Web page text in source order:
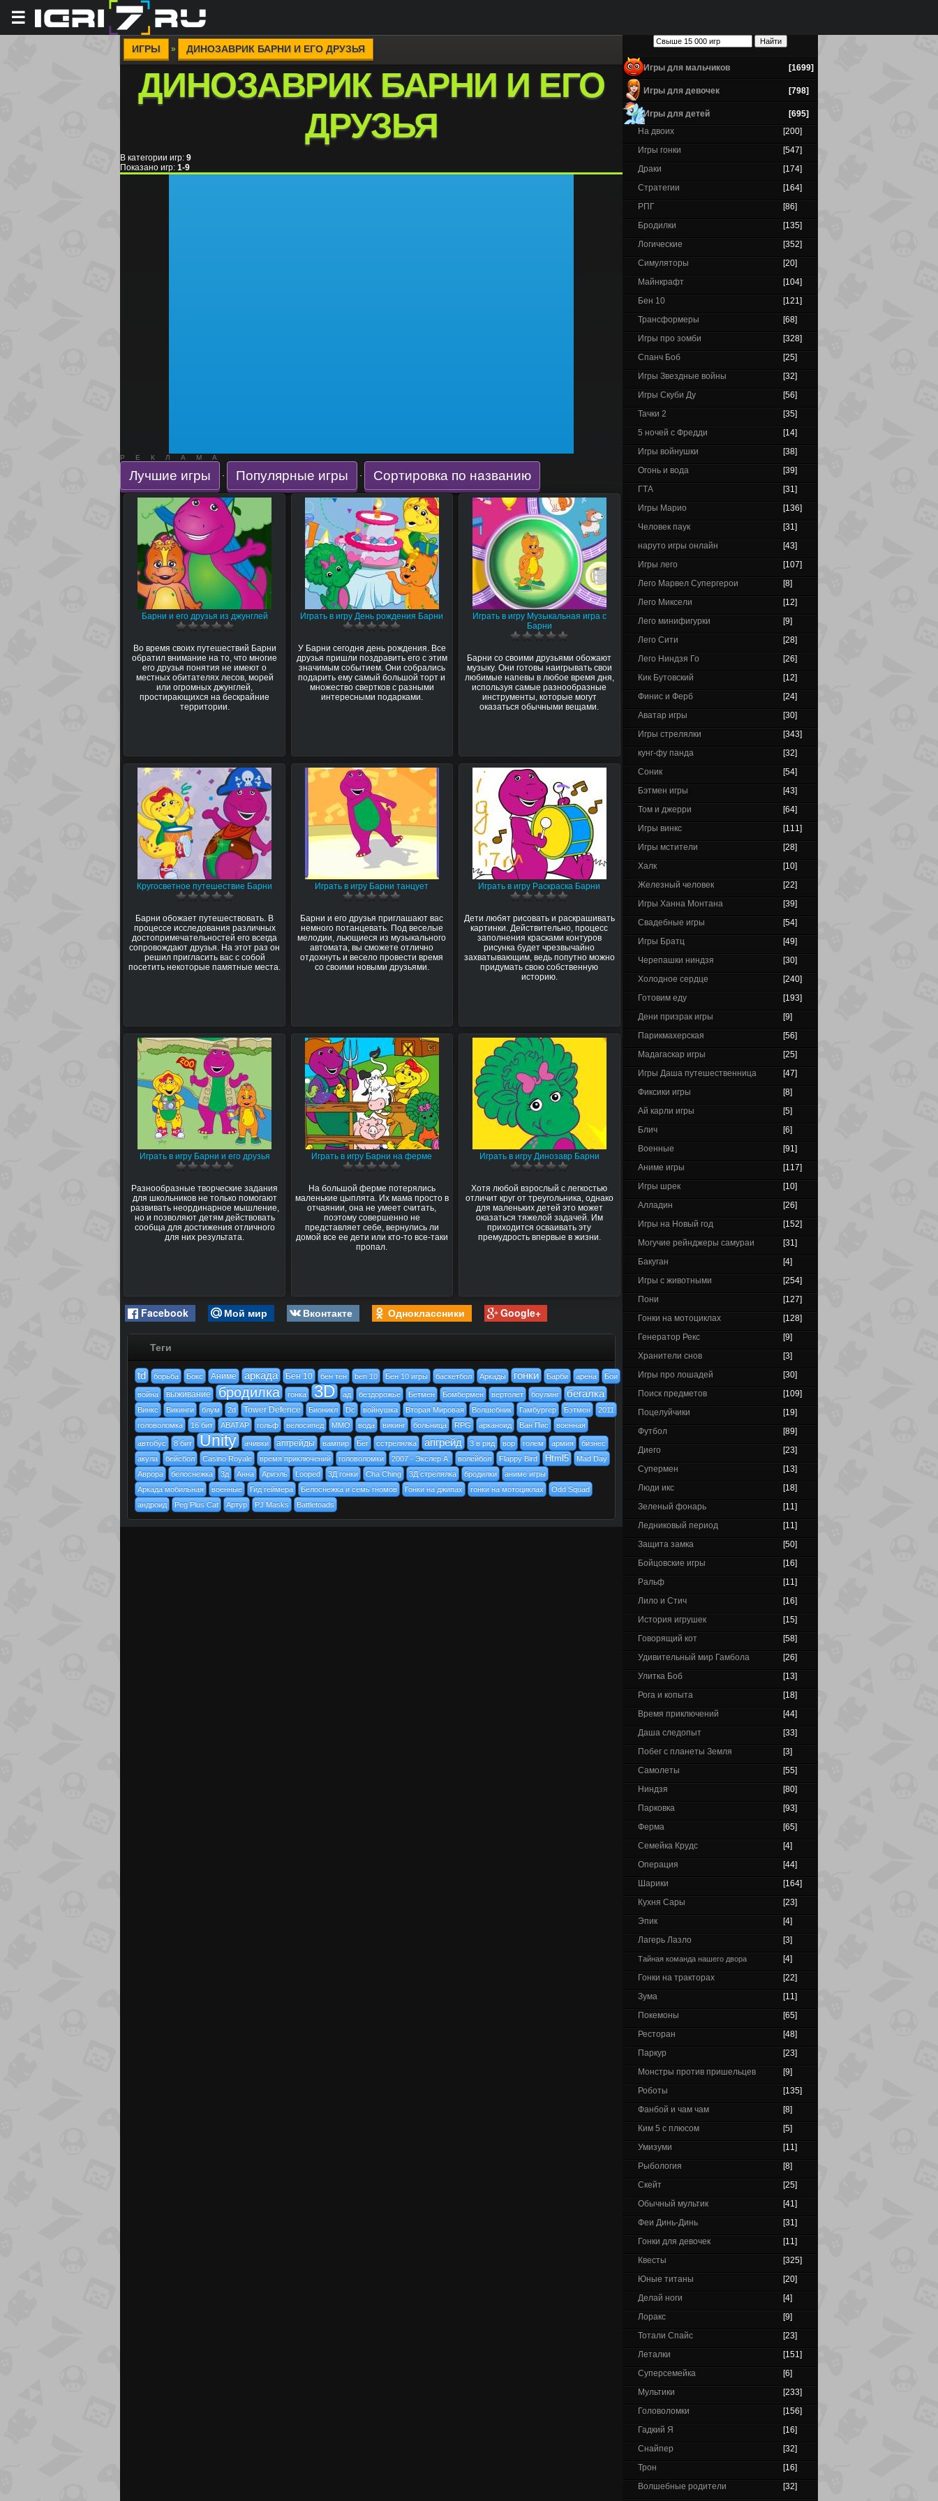
☰
ИГРЫ » ДИНОЗАВРИК БАРНИ И ЕГО ДРУЗЬЯ
ДИНОЗАВРИК БАРНИ И ЕГО
ДРУЗЬЯ
В категории игр: 9
Показано игр: 1-9
РЕКЛАМА
Лучшие игры · Популярные игры · Сортировка по названию
Барни и его друзья из джунглей
Во время своих путешествий Барни
обратил внимание на то, что многие
его друзья понятия не имеют о
местных обитателях лесов, морей
или огромных джунглей,
простирающихся на бескрайние
территории.
Играть в игру День рождения Барни
У Барни сегодня день рождения. Все
друзья пришли поздравить его с этим
значимым событием. Они собрались
подарить ему самый большой торт и
множество свертков с разными
интересными подарками.
Играть в игру Музыкальная игра с
Барни
Барни со своими друзьями обожают
музыку. Они готовы наигрывать свои
любимые напевы в любое время дня,
используя самые разнообразные
инструменты, которые могут
оказаться обычными вещами.
Кругосветное путешествие Барни
Барни обожает путешествовать. В
процессе исследования различных
достопримечательностей его всегда
сопровождают друзья. На этот раз он
решил пригласить вас с собой
посетить некоторые памятные места.
Играть в игру Барни танцует
Барни и его друзья приглашают вас
немного потанцевать. Под веселые
мелодии, льющиеся из музыкального
автомата, вы сможете отлично
отдохнуть и весело провести время
со своими новыми друзьями.
Играть в игру Раскраска Барни
Дети любят рисовать и раскрашивать
картинки. Действительно, процесс
заполнения красками контуров
рисунка будет чрезвычайно
захватывающим, ведь попутно можно
придумать свою собственную
историю.
Играть в игру Барни и его друзья
Разнообразные творческие задания
для школьников не только помогают
развивать неординарное мышление,
но и позволяют детям действовать
сообща для достижения отличного
для них результата.
Играть в игру Барни на ферме
На большой ферме потерялись
маленькие цыплята. Их мама просто в
отчаянии, она не умеет считать,
поэтому совершенно не
представляет себе, вернулись ли
домой все ее дети или кто-то все-таки
пропал.
Играть в игру Динозавр Барни
Хотя любой взрослый с легкостью
отличит круг от треугольника, однако
для маленьких детей это может
оказаться тяжелой задачей. Им
приходится осваивать эту
премудрость впервые в жизни.
Facebook Мой мир Вконтакте Одноклассники Google+
Теги
td борьба Бокс Аниме аркада Бен 10 бен тен ben 10 Бен 10 игры баскетбол Аркады гонки Барби арена Бои
война выживание бродилка гонка 3D ад бездорожье Бетмен Бомбермен вертолет боулинг бегалка
Винкс Викинги блум 2d Tower Defence Бионикл Dc войнушка Вторая Мировая Волшебник Гамбургер Бэтмен
2011
головоломка
16 бит АВАТАР гольф велосипед MMO вода викинг больница RPG арканоид Ван Пис военная
автобус 8 бит Unity ачивки апгрейды вампир Бег cстрелялка апгрейд 3 в ряд вор голем армия
бизнес
акула
бейсбол Casino Royale время приключений головоломки 2007 - Экслер А. волейбол Flappy Bird Html5
Mad Day
Аврора
белоснежка 3д Анна Ариэль Looped 3Д гонки Cha Ching 3Д стрелялка бродилки
аниме игры
Аркада мобильная
военные Гид геймера Белоснежка и семь гномов Гонки на джипах гонки на мотоциклах
Odd Squad
андроид
Peg Plus Cat Артур PJ Masks Battletoads
Игры для мальчиков [1699]
Игры для девочек [798]
Игры для детей
[695]
На двоих
[200]
Игры гонки
[547]
Драки
[174]
Стратегии
[164]
РПГ
[86]
Бродилки
[135]
Логические
[352]
Симуляторы
[20]
Майнкрафт
[104]
Бен 10
[121]
Трансформеры
[68]
Игры про зомби
[328]
Спанч Боб
[25]
Игры Звездные войны
[32]
Игры Скуби Ду
[56]
Тачки 2
[35]
5 ночей с Фредди
[14]
Игры войнушки
[38]
Огонь и вода
[39]
ГТА
[31]
Игры Марио
[136]
Человек паук
[31]
наруто игры онлайн
[43]
Игры лего
[107]
Лего Марвел Супергерои
[8]
Лего Миксели
[12]
Лего минифигурки
[9]
Лего Сити
[28]
Лего Ниндзя Го
[26]
Кик Бутовский
[12]
Финис и Ферб
[24]
Аватар игры
[30]
Игры стрелялки
[343]
кунг-фу панда
[32]
Соник
[54]
Бэтмен игры
[43]
Том и джерри
[64]
Игры винкс
[111]
Игры мстители
[28]
Халк
[10]
Железный человек
[22]
Игры Ханна Монтана
[39]
Свадебные игры
[54]
Игры Братц
[49]
Черепашки ниндзя
[30]
Холодное сердце
[240]
Готовим еду
[193]
Дени призрак игры
[9]
Парикмахерская
[56]
Мадагаскар игры
[25]
Игры Даша путешественница
[47]
Фиксики игры
[8]
Ай карли игры
[5]
Блич
[6]
Военные
[91]
Аниме игры
[117]
Игры шрек
[10]
Алладин
[26]
Игры на Новый год
[152]
Могучие рейнджеры самураи
[31]
Бакуган
[4]
Игры с животными
[254]
Пони
[127]
Гонки на мотоциклах
[128]
Генератор Рекс
[9]
Хранители снов
[3]
Игры про лошадей
[30]
Поиск предметов
[109]
Поцелуйчики
[19]
Футбол
[89]
Диего
[23]
Супермен
[13]
Люди икс
[18]
Зеленый фонарь
[11]
Ледниковый период
[11]
Защита замка
[50]
Бойцовские игры
[16]
Ральф
[11]
Лило и Стич
[16]
История игрушек
[15]
Говорящий кот
[58]
Удивительный мир Гамбола
[26]
Улитка Боб
[13]
Рога и копыта
[18]
Время приключений
[44]
Даша следопыт
[33]
Побег с планеты Земля
[3]
Самолеты
[55]
Ниндзя
[80]
Парковка
[93]
Ферма
[65]
Семейка Крудс
[4]
Операция
[44]
Шарики
[164]
Кухня Сары
[23]
Эпик
[4]
Лагерь Лазло
[3]
Тайная команда нашего двора
[4]
Гонки на тракторах
[22]
Зума
[11]
Покемоны
[65]
Ресторан
[48]
Паркур
[23]
Монстры против пришельцев
[9]
Роботы
[135]
Фанбой и чам чам
[8]
Ким 5 с плюсом
[5]
Умизуми
[11]
Рыбология
[8]
Скейт
[25]
Обычный мультик
[41]
Феи Динь-Динь
[31]
Гонки для девочек
[11]
Квесты
[325]
Юные титаны
[20]
Делай ноги
[4]
Лоракс
[9]
Тотали Спайс
[23]
Леталки
[151]
Суперсемейка
[6]
Мультики
[233]
Головоломки
[156]
Гадкий Я
[16]
Снайпер
[32]
Трон
[16]
Волшебные родители
[32]